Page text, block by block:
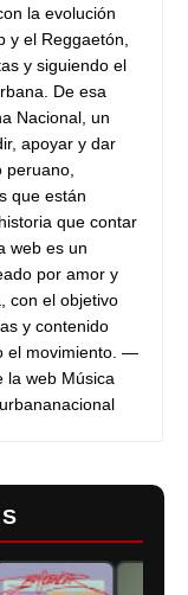
la evolución
y el Reggaetón,
y siguiendo el
De esa
Nacional, un
apoyar y dar
que están
que contar
web es un
por amor y
con el objetivo
y contenido
el movimiento. —
la web Música